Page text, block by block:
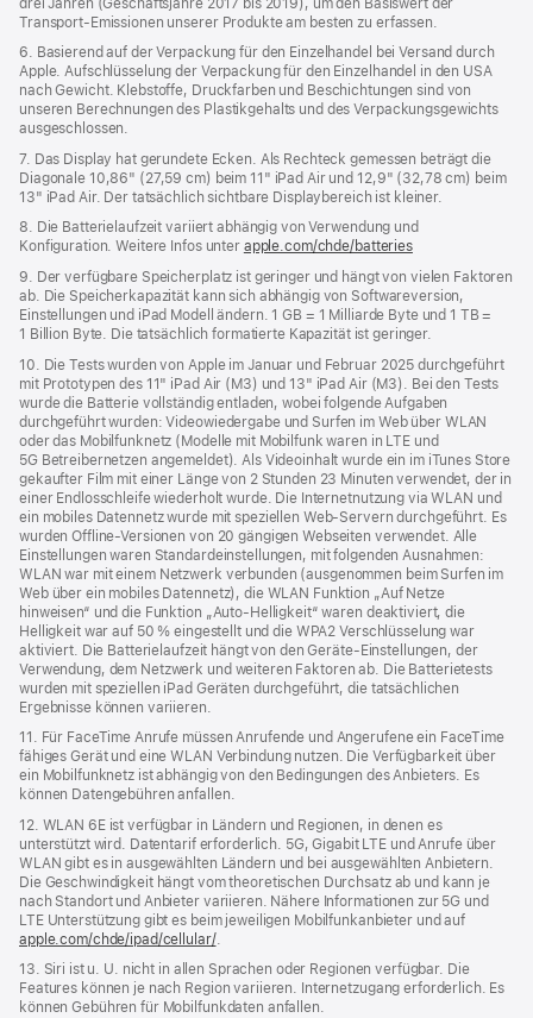
Transport-Emissionen unserer Produkte am besten zu erfassen.
6. Basierend auf der Verpackung für den Einzelhandel bei Versand durch
Apple. Aufschlüsselung der Verpackung für den Einzelhandel in den USA
nach Gewicht. Klebstoffe, Druckfarben und Beschichtungen sind von
unseren Berechnungen des Plastikgehalts und des Verpackungs­gewichts
ausgeschlossen.
7. Das Display hat gerundete Ecken. Als Rechteck gemessen beträgt die
Diagonale 10,86" (27,59 cm) beim 11" iPad Air und 12,9" (32,78 cm) beim
13" iPad Air. Der tatsächlich sichtbare Displaybereich ist kleiner.
8. Die Batterielaufzeit variiert abhängig von Verwendung und
Konfiguration. Weitere Infos unter apple.com/chde/batteries
9. Der verfügbare Speicherplatz ist geringer und hängt von vielen Faktoren
ab. Die Speicherkapazität kann sich abhängig von Softwareversion,
Einstellungen und iPad Modell ändern. 1 GB = 1 Milliarde Byte und 1 TB =
1 Billion Byte. Die tatsächlich formatierte Kapazität ist geringer.
10. Die Tests wurden von Apple im Januar und Februar 2025 durchgeführt
mit Prototypen des 11" iPad Air (M3) und 13" iPad Air (M3). Bei den Tests
wurde die Batterie vollständig entladen, wobei folgende Aufgaben
durchgeführt wurden: Videowiedergabe und Surfen im Web über WLAN
oder das Mobilfunknetz (Modelle mit Mobilfunk waren in LTE und
5G Betreibernetzen angemeldet). Als Videoinhalt wurde ein im iTunes Store
gekaufter Film mit einer Länge von 2 Stunden 23 Minuten verwendet, der in
einer Endlosschleife wiederholt wurde. Die Internetnutzung via WLAN und
ein mobiles Datennetz wurde mit speziellen Web-Servern durchgeführt. Es
wurden Offline-Versionen von 20 gängigen Webseiten verwendet. Alle
Einstellungen waren Standard­einstellungen, mit folgenden Ausnahmen:
WLAN war mit einem Netzwerk verbunden (ausgenommen beim Surfen im
Web über ein mobiles Datennetz), die WLAN Funktion „Auf Netze
hinweisen“ und die Funktion „Auto-Helligkeit“ waren deaktiviert, die
Helligkeit war auf 50 % eingestellt und die WPA2 Verschlüsselung war
aktiviert. Die Batterielaufzeit hängt von den Geräte-Einstellungen, der
Verwendung, dem Netzwerk und weiteren Faktoren ab. Die Batterietests
wurden mit speziellen iPad Geräten durchgeführt, die tatsächlichen
Ergebnisse können variieren.
11. Für FaceTime Anrufe müssen Anrufende und Angerufene ein FaceTime
fähiges Gerät und eine WLAN Verbindung nutzen. Die Verfügbarkeit über
ein Mobilfunknetz ist abhängig von den Bedingungen des Anbieters. Es
können Datengebühren anfallen.
12. WLAN 6E ist verfügbar in Ländern und Regionen, in denen es
unterstützt wird. Datentarif erforderlich. 5G, Gigabit LTE und Anrufe über
WLAN gibt es in ausgewählten Ländern und bei ausgewählten Anbietern.
Die Geschwindigkeit hängt vom theoretischen Durchsatz ab und kann je
nach Standort und Anbieter variieren. Nähere Informationen zur 5G und
LTE Unterstützung gibt es beim jeweiligen Mobilfunkanbieter und auf
apple.com/chde/ipad/cellular/.
13. Siri ist u. U. nicht in allen Sprachen oder Regionen verfügbar. Die
Features können je nach Region variieren. Internetzugang erforderlich. Es
können Gebühren für Mobilfunkdaten anfallen.